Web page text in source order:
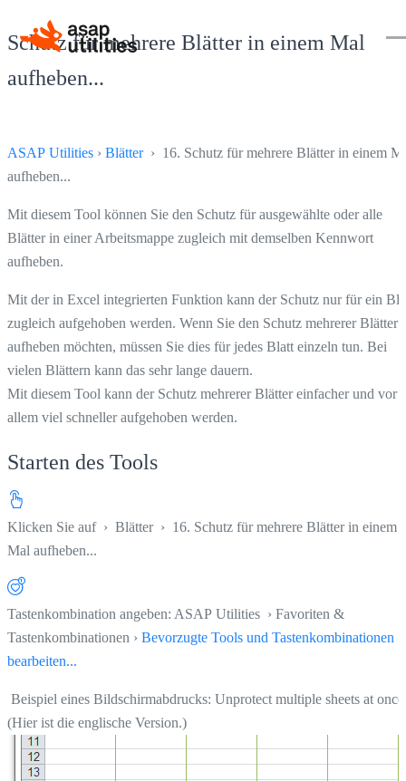
Schutz für mehrere Blätter in einem Mal
aufheben...
ASAP Utilities › Blätter› 16. Schutz für mehrere Blätter in einem
aufheben...
Mit diesem Tool können Sie den Schutz für ausgewählte oder alle
Blätter in einer Arbeitsmappe zugleich mit demselben Kennwort
aufheben.
Mit der in Excel integrierten Funktion kann der Schutz nur für ein
zugleich aufgehoben werden. Wenn Sie den Schutz mehrerer Blätter
aufheben möchten, müssen Sie dies für jedes Blatt einzeln tun. Bei
vielen Blättern kann das sehr lange dauern.
Mit diesem Tool kann der Schutz mehrerer Blätter einfacher und vor
allem viel schneller aufgehoben werden.
Starten des Tools
Klicken Sie auf › Blätter› 16. Schutz für mehrere Blätter in einem
Mal aufheben...
Tastenkombination angeben: ASAP Utilities › Favoriten &
Tastenkombinationen › Bevorzugte Tools und Tastenkombinationen
bearbeiten...
Beispiel eines Bildschirmabdrucks: Unprotect multiple sheets at once
(Hier ist die englische Version.)